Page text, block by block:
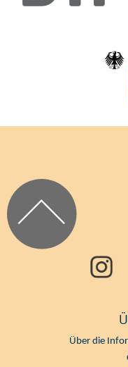
Über die